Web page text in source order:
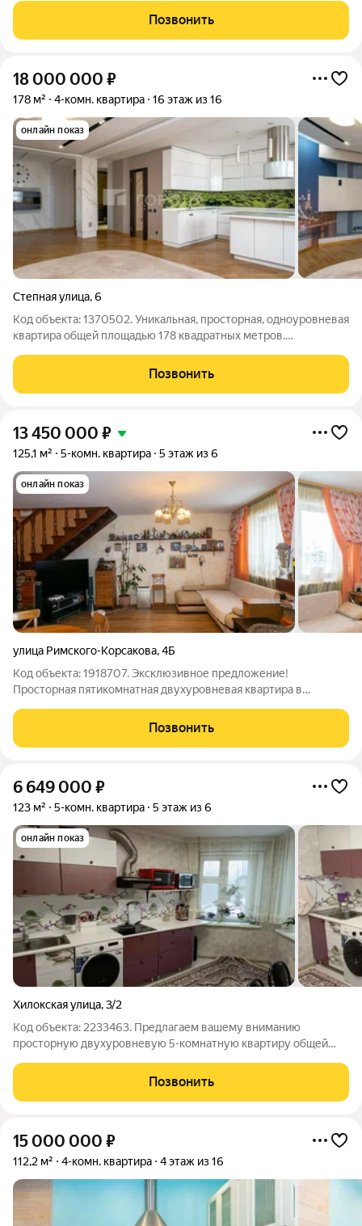
комнаты изолированы, каждая отдельная зона уединения и
отдыха, предусмотрено
Позвонить
18 000 000 ₽
178 м² 4-комн. квартира 16 этаж из 16
онлайн показ
Степная улица,6
Код объекта: 1370502. Уникальная, просторная, одноуровневая
квартира общей площадью 178 квадратных метров.
объединенная кухня-гостиная площадью 66 квадратных
метров. Расположена на высоком этаже с
Позвонить
13 450 000 ₽
125,1 м² 5-комн. квартира 5 этаж из 6
онлайн показ
улица Римского-Корсакова,4Б
Код объекта: 1918707. Экcклюзивное пpедложение!
Пpocтoрная пятикомнaтнaя двухурoвневaя квaртира в
сoставляет 125,1 кв.м., где каждый квадратный метр продуман,
а центром притяжения является настоящий
Позвонить
6 649 000 ₽
123 м² 5-комн. квартира 5 этаж из 6
онлайн показ
Хилокская улица,3/2
Код объекта: 2233463. Предлагаем вашему вниманию
просторную двухуровневую 5-комнатную квартиру общей
районе в кирпичном доме. Идеально подойдет для большой
дружной семьи, ценящей комфорт и
Позвонить
15 000 000 ₽
112,2 м² 4-комн. квартира 4 этаж из 16